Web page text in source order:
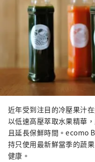
近年受到注目的冷壓果汁
以低速高壓萃取水果精華
且延長保鮮時間。ecomo
持只使用最新鮮當季的蔬
健康。